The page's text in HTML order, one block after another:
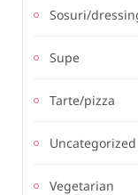
Sosuri/
Supe
Tarte/pizza
Uncategorized
Vegetarian